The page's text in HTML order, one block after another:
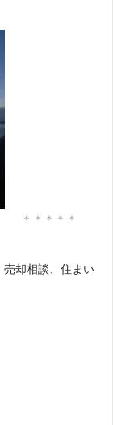
＊＊＊＊＊
却相談、住まい